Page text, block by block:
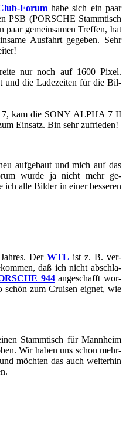
​​​​​​​​​​​​​​​​​​​​​​​​​​​​​​​​​​​​​​​​​​​​​​​​​​​​​​​​​​​​​​​​​​​​​​​​​​​​​​​​​​​​​​​​​​​​​​​​​​​​​​​Forumhabe sich ein paar
PSB (POR­SCHE Stamm­tisch
paar ge­mein­sa­men Tref­fen, hat
Aus­fahrt ge­ge­ben. Sehr
nur noch auf 1600 Pixel.
und die La­de­zei­ten für die Bil­
kam die SONY ALPHA 7 II
Ein­satz. Bin sehr zu­frie­den!
auf­ge­baut und mich auf das
wurde ja nicht mehr ge­
ich alle Bil­der in einer bes­se­ren
DerWTL ist z. B. ver­
daß ich nicht ab­schla­
944an­ge­schafft wor­
schön zum Crui­sen eig­net, wie
Stamm­tisch für Mann­heim
Wir haben uns schon mehr­
möch­ten das auch wei­ter­hin